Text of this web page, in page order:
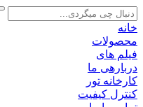
خانه
محصولات
فیلم های
دربارهی ما
کارخانه تور
کنترل کیفیت